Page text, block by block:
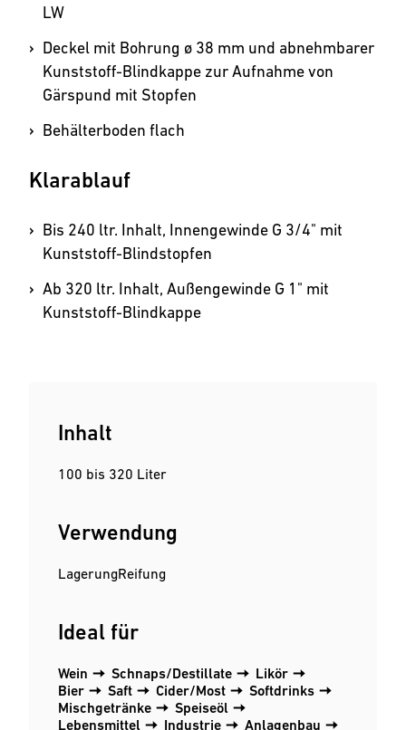
LW
Deckel mit Bohrung ø 38 mm und abnehmbarer
Kunststoff-Blindkappe zur Aufnahme von
Gärspund mit Stopfen
Behälterboden flach
Klarablauf
Bis 240 ltr. Inhalt, Innengewinde G 3/4" mit
Kunststoff-Blindstopfen
Ab 320 ltr. Inhalt, Außengewinde G 1" mit
Kunststoff-Blindkappe
Inhalt
100 bis 320 Liter
Verwendung
LagerungReifung
Ideal für
Wein Schnaps/Destillate
Likör
Bier
Saft Cider/Most
Softdrinks
Mischgetränke
Speiseöl
Lebensmittel
Industrie Anlagenbau